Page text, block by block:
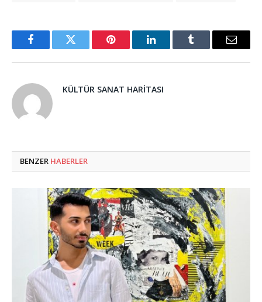
FacebookTwitter Pinterest LinkedInTumblr Email
KÜLTÜR SANAT HARITASI
BENZER HABERLER